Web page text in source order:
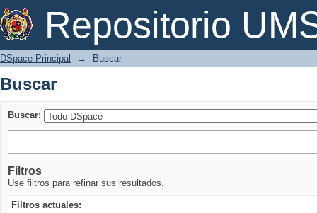
Repositorio
Buscar
DSpace Principal → Buscar
Buscar
Buscar:
Filtros
Use filtros para refinar sus resultados.
Filtros actuales: